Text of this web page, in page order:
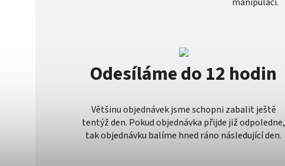
Odesíláme do 12 hodin
Většinu objednávek jsme schopni zabalit ještě
tentýž den. Pokud objednávka přijde již odpoledne,
tak objednávku balíme hned ráno následující den.